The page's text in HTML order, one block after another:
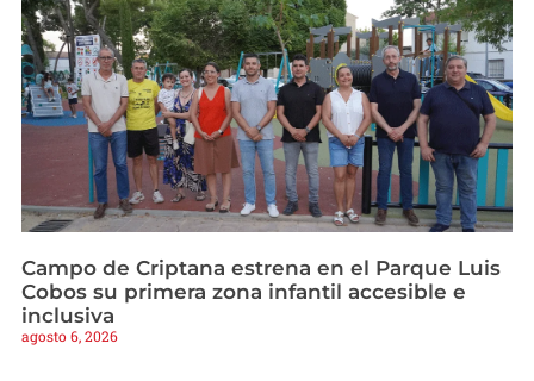
Campo de Criptana estrena en el Parque Luis
Cobos su primera zona infantil accesible e
inclusiva
agosto 6, 2026